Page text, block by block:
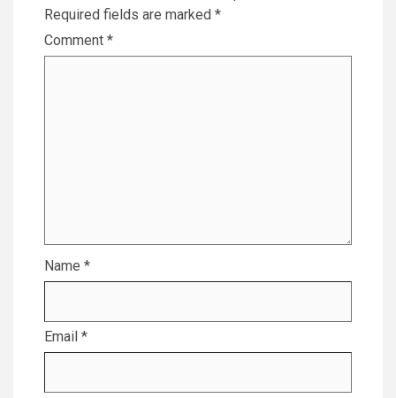
Required fields are marked *
Comment *
Name *
Email *